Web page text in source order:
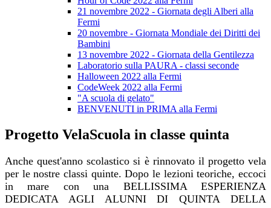
21 novembre 2022 - Giornata degli Alberi alla
Fermi
20 novembre - Giornata Mondiale dei Diritti dei
Bambini
13 novembre 2022 - Giornata della Gentilezza
Laboratorio sulla PAURA - classi seconde
Halloween 2022 alla Fermi
CodeWeek 2022 alla Fermi
"A scuola di gelato"
BENVENUTI in PRIMA alla Fermi
Progetto VelaScuola in classe quinta
Anche quest'anno scolastico si è rinnovato il progetto vela
per le nostre classi quinte.Dopo le lezioni teoriche, eccoci
in mare con una BELLISSIMA ESPERIENZA
DEDICATA AGLI ALUNNI DI QUINTA DELLA